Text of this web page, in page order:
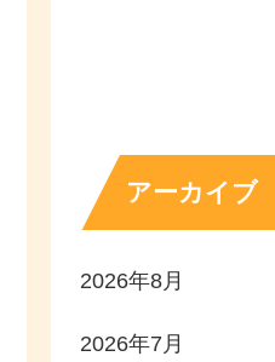
アーカイブ
2026年8月
2026年7月